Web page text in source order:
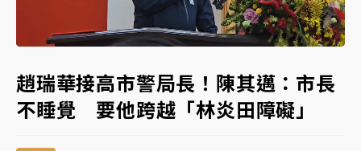
傳奇名帥驚傳離世！曾以「瘋狂籃球」震撼聯
盟 兩大愛徒向他致
中租控股7月營收創今年新高 前7月獲利成長6%
獨家｜ 和欣客運總裁逝世！少東涉洗錢遭收押 戴手銬
Unmute Loaded:
40.31%
趙瑞華接高市警局長！陳其邁：市長
不睡覺 要他跨越「林炎田障礙」